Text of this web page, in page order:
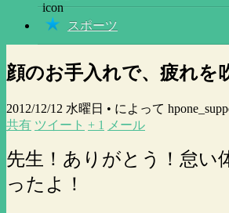
スポーツ
顔のお手入れで、疲れを
2012/12/12 水曜日 • によって
共有 ツイート + 1 メール
先生！ありがとう！怠い
ったよ！